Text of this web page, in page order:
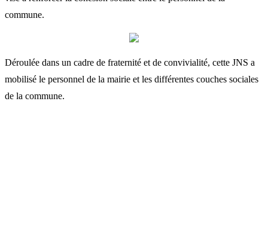
commune.
Déroulée dans un cadre de fraternité et de convivialité, cette JNS a
mobilisé le personnel de la mairie et les différentes couches sociales
de la commune.